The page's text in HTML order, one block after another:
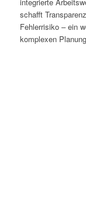
schafft
Fehlerrisiko – ein
komplexen